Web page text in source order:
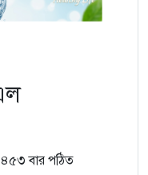
৪৫৩ বার পঠিত